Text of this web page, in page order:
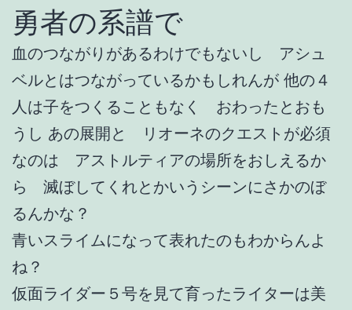
勇者の系譜で
血のつながりがあるわけでもないし アシュ
ベルとはつながっているかもしれんが 他の４
人は子をつくることもなく おわったとおも
うし あの展開と リオーネのクエストが必須
なのは アストルティアの場所をおしえるか
ら 滅ぼしてくれとかいうシーンにさかのぼ
るんかな？
青いスライムになって表れたのもわからんよ
ね？
仮面ライダー５号を見て育ったライターは美